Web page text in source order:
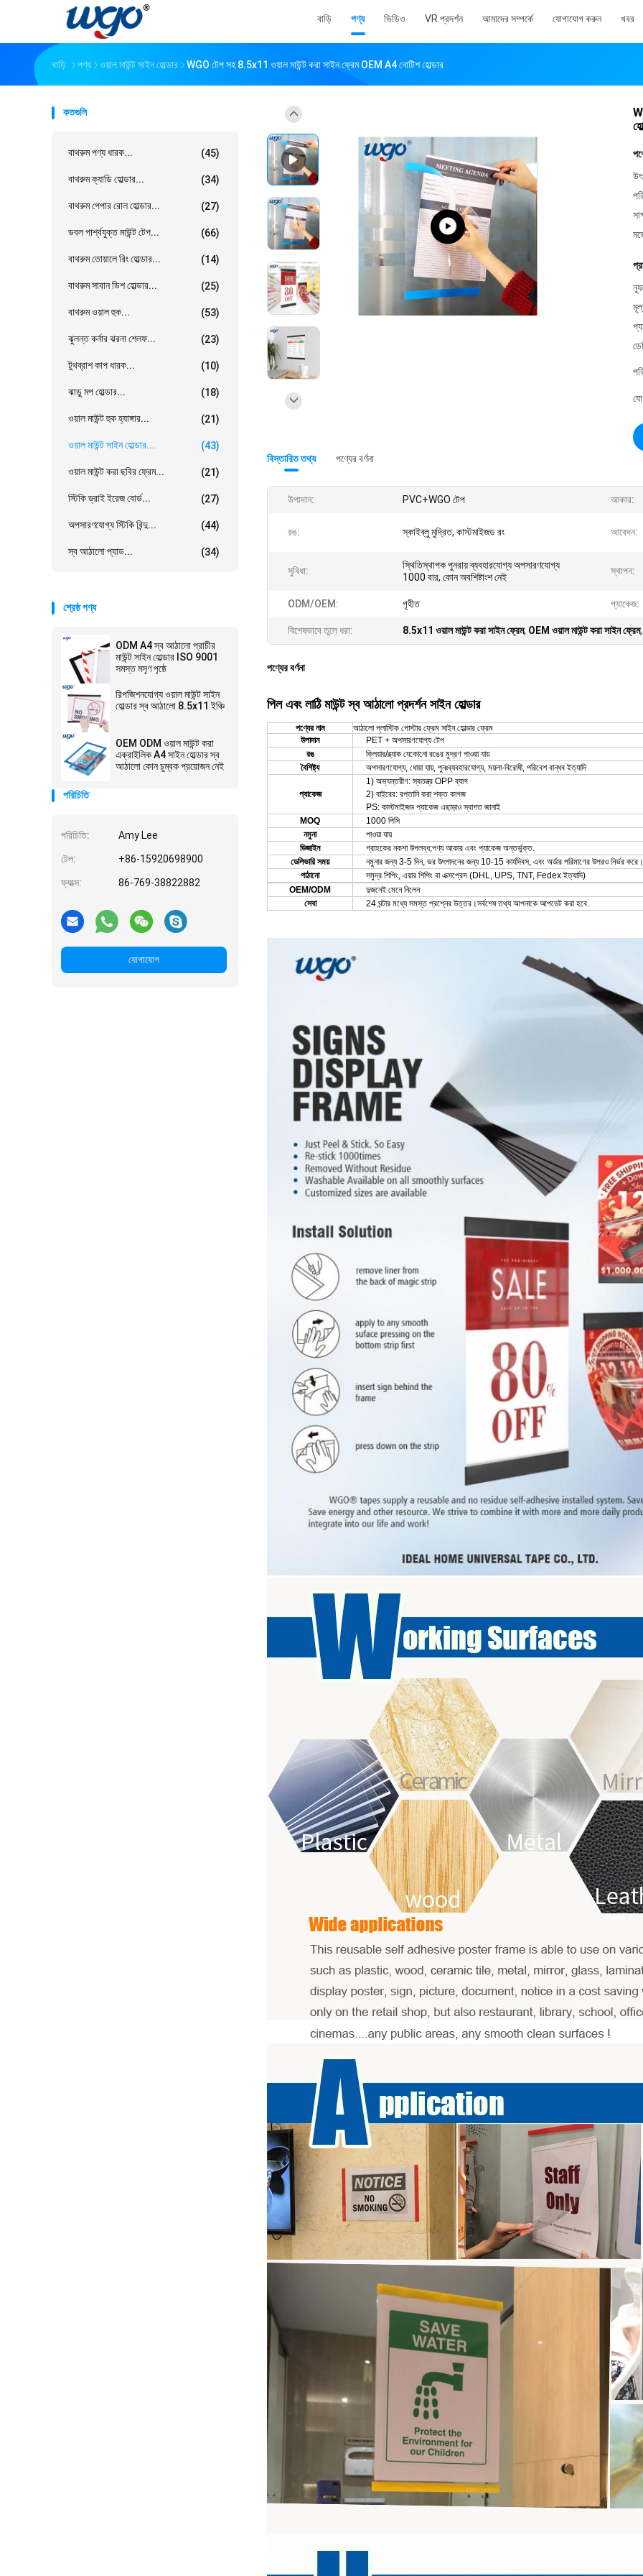
বাড়ি পণ্য ভিডিও VR প্রদর্শন আমাদের সম্পর্কে যোগাযোগ করুন খবর
বাড়ি পণ্য ওয়াল মাউন্ট সাইন হোল্ডার WGO টেপ সহ 8.5x11 ওয়াল মাউন্ট করা সাইন ফ্রেম OEM A4 নোটিশ হোল্ডার
কতগুলি
বাথরুম পণ্য ধারক... (45)
বাথরুম ক্যাডি হোল্ডার... (34)
বাথরুম পেপার রোল হোল্ডার... (27)
ডবল পার্শ্বযুক্ত মাউন্ট টেপ... (66)
বাথরুম তোয়ালে রিং হোল্ডার... (14)
বাথরুম সাবান ডিশ হোল্ডার... (25)
বাথরুম ওয়াল হুক... (53)
ঝুলন্ত কর্নার ঝরনা শেলফ... (23)
টুথব্রাশ কাপ ধারক... (10)
ঝাড়ু মপ হোল্ডার... (18)
ওয়াল মাউন্ট হুক হ্যাঙ্গার... (21)
ওয়াল মাউন্ট সাইন হোল্ডার... (43)
ওয়াল মাউন্ট করা ছবির ফ্রেম... (21)
স্টিকি ড্রাই ইরেজ বোর্ড... (27)
অপসারণযোগ্য স্টিকি বিন্দু... (44)
স্ব আঠালো প্যাড... (34)
শ্রেষ্ঠ পণ্য
ODM A4 স্ব আঠালো প্রাচীর
মাউন্ট সাইন হোল্ডার ISO 9001
সমস্ত মসৃণ পৃষ্ঠে
রিপজিশনযোগ্য ওয়াল মাউন্ট সাইন
হোল্ডার স্ব আঠালো 8.5x11 ইঞ্চি
OEM ODM ওয়াল মাউন্ট করা
এক্রাইলিক A4 সাইন হোল্ডার স্ব
আঠালো কোন চুম্বক প্রয়োজন নেই
পরিচিতি
পরিচিতি: Amy Lee
টেল: +86-15920698900
ফ্যাক্স: 86-769-38822882
যোগাযোগ
বিস্তারিত তথ্য পণ্যের বর্ণনা
উপাদান: PVC+WGO টেপ আকার:
রঙ: স্কাইব্লু মুদ্রিত, কাস্টমাইজড রং আবেদন:
সুবিধা:
স্থিতিস্থাপক পুনরায় ব্যবহারযোগ্য অপসারণযোগ্য
1000 বার, কোন অবশিষ্টাংশ নেই
স্থাপন:
ODM/OEM: গৃহীত প্যাকেজ:
বিশেষভাবে তুলে ধরা: 8.5x11 ওয়াল মাউন্ট করা সাইন ফ্রেম, OEM ওয়াল মাউন্ট করা সাইন ফ্রেম,
পণ্যের বর্ণনা
পিল এবং লাঠি মাউন্ট স্ব আঠালো প্রদর্শন সাইন হোল্ডার
পণ্যের নাম
আঠালো প্লাস্টিক পোস্টার ফ্রেম সাইন হোল্ডার ফ্রেম
উপাদান
PET + অপসারণযোগ্য টেপ
রঙ
ক্লিয়ার/ব্ল্যাক যেকোনো রঙের মুদ্রণ পাওয়া যায়
বৈশিষ্ট্য
অপসারণযোগ্য, ধোয়া যায়, পুনঃব্যবহারযোগ্য, ময়লা-বিরোধী, পরিবেশ বান্ধব ইত্যাদি
প্যাকেজ
1) অভ্যন্তরীণ: স্বতন্ত্র OPP ব্যাগ
2) বাইরের: রপ্তানি করা শক্ত কাগজ
PS: কাস্টমাইজড প্যাকেজ এছাড়াও স্বাগত জানাই
MOQ
1000 পিসি
নমুনা
পাওয়া যায়
ডিজাইন
গ্রাহকের নকশা উপলব্ধ;পণ্য আকার এবং প্যাকেজ অন্তর্ভুক্ত.
ডেলিভারি সময়
নমুনার জন্য 3-5 দিন, ভর উৎপাদনের জন্য 10-15 কার্যদিবস, এবং অর্ডার পরিমাণের উপরও নির্ভর করে।
পাঠানো
সমুদ্র শিপিং, এয়ার শিপিং বা এক্সপ্রেস (DHL, UPS, TNT, Fedex ইত্যাদি)
OEM/ODM
দুজনেই মেনে নিলেন
সেবা
24 ঘন্টার মধ্যে সমস্ত প্রশ্নের উত্তর।সর্বশেষ তথ্য আপনাকে আপডেট করা হবে.